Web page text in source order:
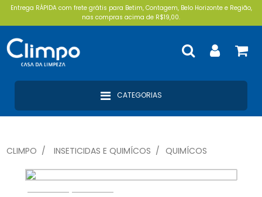
Entrega RÁPIDA com frete grátis para Betim, Contagem, Belo Horizonte e Região,
nas compras acima de R$19,00.
CATEGORIAS
CLIMPO INSETICIDAS E QUIMÍCOS QUIMÍCOS